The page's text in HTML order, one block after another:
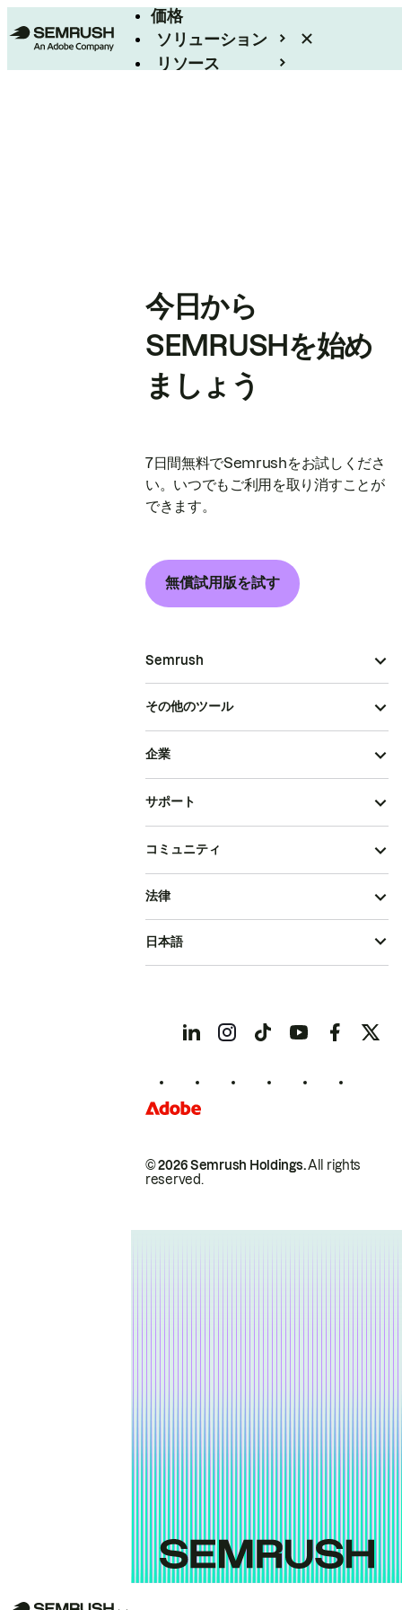
価格
ソリューション
リソース
今日から
SEMRUSHを始め
ましょう
7日間無料でSemrushをお試しくださ
い。いつでもご利用を取り消すことが
できます。
無償試用版を試す
Semrush
その他のツール
企業
サポート
コミュニティ
© 2026 Semrush Holdings.All rights
reserved.
法律
日本語